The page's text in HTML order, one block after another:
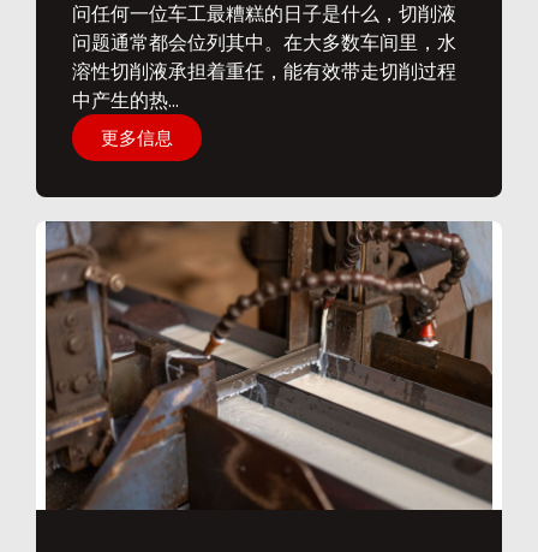
问任何一位车工最糟糕的日子是什么，切削液
问题通常都会位列其中。在大多数车间里，水
溶性切削液承担着重任，能有效带走切削过程
中产生的热...
更多信息